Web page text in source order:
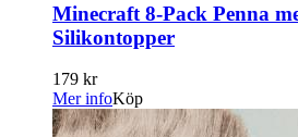
Minecraft 8-Pack Penna
Silikontopper
179 kr
Mer infoKöp